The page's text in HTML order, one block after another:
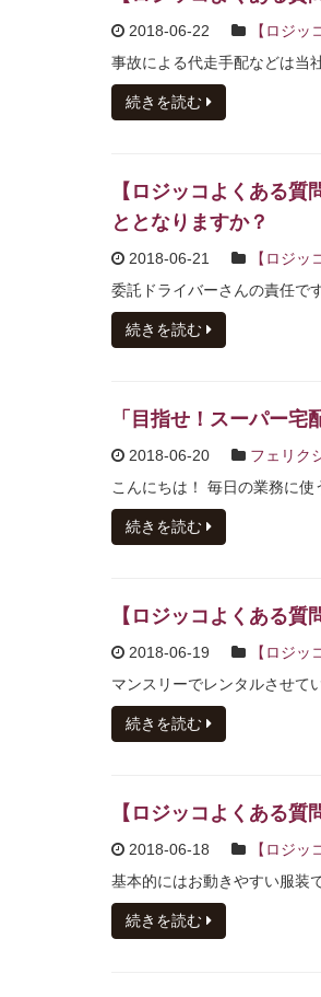
2018-06-22 【ロジッ
事故による代走手配などは当
続きを読む
【ロジッコよくある
ととなりますか？
2018-06-21 【ロジッ
委託ドライバーさんの責任で
続きを読む
「目指せ！スーパー
2018-06-20 フェリク
こんにちは！ 毎日の業務に
続きを読む
【ロジッコよくある
2018-06-19 【ロジッ
マンスリーでレンタルさせて
続きを読む
【ロジッコよくある
2018-06-18 【ロジッ
基本的にはお動きやすい服装
続きを読む